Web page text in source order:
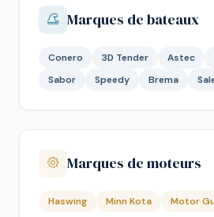
Marques de bateaux
Conero 3D Tender Astec
Sabor
Speedy Brema
Marques de moteurs
Haswing Minn Kota Motor